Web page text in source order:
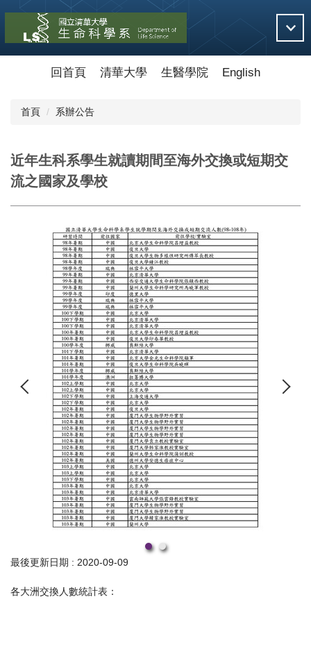
要
回首頁 清華大學 生醫學院 English
首頁 系辦公告
近年生科系學生就讀期間至海外交換或短期交
流之國家及學校
最後更新日期 : 2020-09-09
各大洲交換人數統計表：